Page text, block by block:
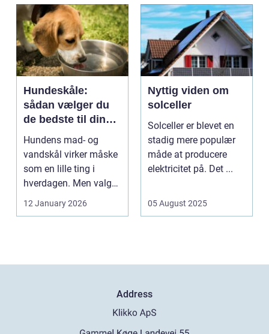
Hundeskåle:
sådan vælger du
de bedste til din
hund
Hundens mad- og
vandskål virker måske
som en lille ting i
hverdagen. Men valg
af sk&arin...
12 January 2026
Nyttig viden om
solceller
Solceller er blevet en
stadig mere populær
måde at producere
elektricitet på. Det ...
05 August 2025
Address